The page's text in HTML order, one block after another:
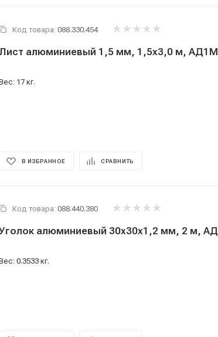
Код товара: 088.330.454
алюминиевый 1,5 мм, 1,5x3,0 м, АД1М
17 кг.
В ИЗБРАННОЕ СРАВНИТЬ
Код товара: 088.440.380
алюминиевый 30x30x1,2 мм, 2 м, АД
0.3533 кг.